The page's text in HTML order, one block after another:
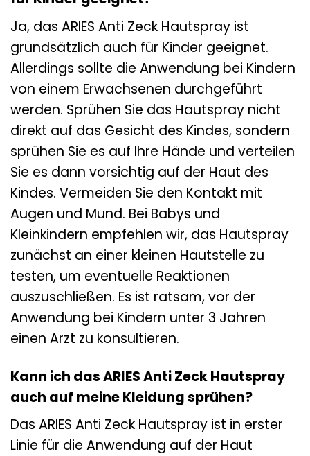
Ja, das ARIES Anti Zeck Hautspray ist
grundsätzlich auch für Kinder geeignet.
Allerdings sollte die Anwendung bei Kindern
von einem Erwachsenen durchgeführt
werden. Sprühen Sie das Hautspray nicht
direkt auf das Gesicht des Kindes, sondern
sprühen Sie es auf Ihre Hände und verteilen
Sie es dann vorsichtig auf der Haut des
Kindes. Vermeiden Sie den Kontakt mit
Augen und Mund. Bei Babys und
Kleinkindern empfehlen wir, das Hautspray
zunächst an einer kleinen Hautstelle zu
testen, um eventuelle Reaktionen
auszuschließen. Es ist ratsam, vor der
Anwendung bei Kindern unter 3 Jahren
einen Arzt zu konsultieren.
Kann ich das ARIES Anti Zeck Hautspray
auch auf meine Kleidung sprühen?
Das ARIES Anti Zeck Hautspray ist in erster
Linie für die Anwendung auf der Haut